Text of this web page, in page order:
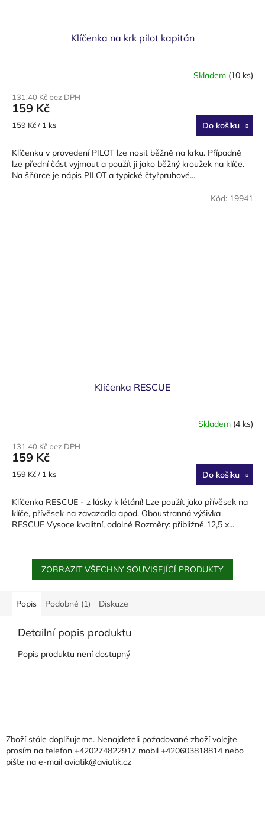
Klíčenka na krk pilot kapitán
Skladem (10 ks)
131,40 Kč bez DPH
159 Kč
Měrná
159 Kč / 1 ks Do košíku
Klíčenku v provedení PILOT lze nosit běžně na krku. Případně
lze přední část vyjmout a použít ji jako běžný kroužek na klíče.
Na šňůrce je nápis PILOT a typické čtyřpruhové...
Klíčenka RESCUE
Skladem (4 ks)
131,40 Kč bez DPH
159 Kč
Měrná
159 Kč / 1 ks Do košíku
Klíčenka RESCUE - z lásky k létání! Lze použít jako přívěsek na
klíče, přívěsek na zavazadla apod. Oboustranná výšivka
RESCUE Vysoce kvalitní, odolné Rozměry: přibližně 12,5 x...
Kód: 19941
ZOBRAZIT VŠECHNY SOUVISEJÍCÍ PRODUKTY
Popis Podobné (1) Diskuze
Detailní popis produktu
Popis produktu není dostupný
aZboží stále doplňujeme. Nenajdeteli požadované zboží volejte
prosím na telefon +420274822917 mobil +420603818814 nebo
pište na e-mail aviatik@aviatik.cz